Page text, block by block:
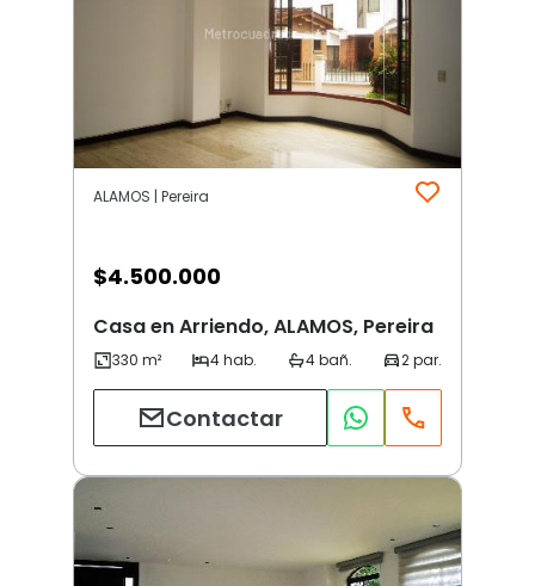
ALAMOS | Pereira
$4.500.000
Casa en Arriendo, ALAMOS, Pereira
Contactar